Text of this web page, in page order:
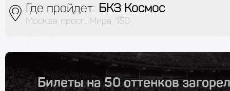
Где пройдет: БКЗ Космос
Москва, просп. Мира, 150
Билеты на 50 оттенков